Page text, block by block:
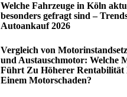
Welche Fahrzeuge in Köln
besonders gefragt sind –
Autoankauf 2026
Vergleich von
und Austauschmotor: Welche
Führt Zu Höherer Rentabilität
Einem Motorschaden?